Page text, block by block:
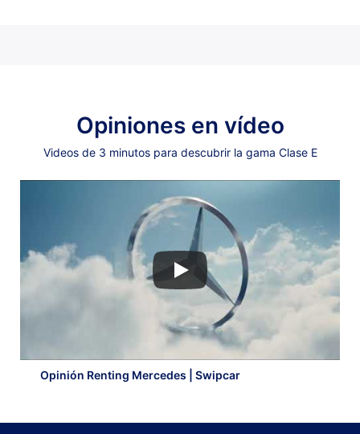
Opiniones en vídeo
Videos de 3 minutos para descubrir la gama Clase E
Opinión Renting Mercedes | Swipcar